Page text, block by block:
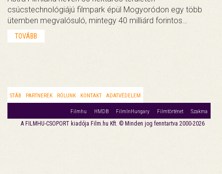
csúcstechnológiájú filmpark épül Mogyoródon egy több
ütemben megvalósuló, mintegy 40 milliárd forintos…
TOVÁBB
STÁB PARTNEREK RÓLUNK KONTAKT ADATVÉDELEM
Filmhu HMDB FilmInHungary Filmtörténet Szakma
A FILMHU-CSOPORT kiadója Film.hu Kft. © Minden jog fenntartva 2000-2026